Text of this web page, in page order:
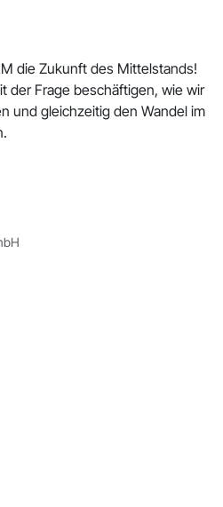
die Zukunft des Mittelstands!
der Frage beschäftigen, wie wir
und gleichzeitig den Wandel im